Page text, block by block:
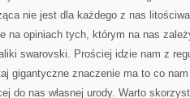
nie jest dla każdego z nas
na opiniach tych, którym na nas
swarovski. Prościej idzie nam z
gigantyczne znaczenie ma to co
do nas własnej urody. Warto